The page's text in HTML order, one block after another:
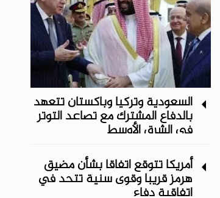
السعودية وتركيا وباكستان تتعهد
بالدفاع المشترك مع تصاعد التوتر
في الشرق الأوسط
أمريكا تتوقع اتفاقا بشأن مضيق
هرمز قريبا وقوى سنية تتحد في
اتفاقية دفاع